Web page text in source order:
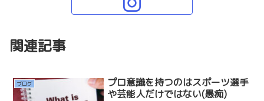
関連記事
ブログ
プロ意識を持つのはスポーツ選手
や芸能人だけではない(愚痴)